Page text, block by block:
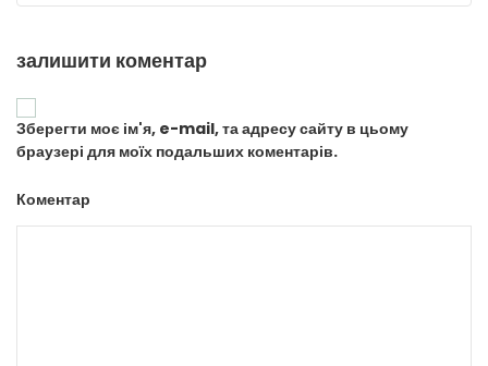
залишити коментар
Зберегти моє ім'я, e-mail, та адресу сайту в цьому
браузері для моїх подальших коментарів.
Коментар